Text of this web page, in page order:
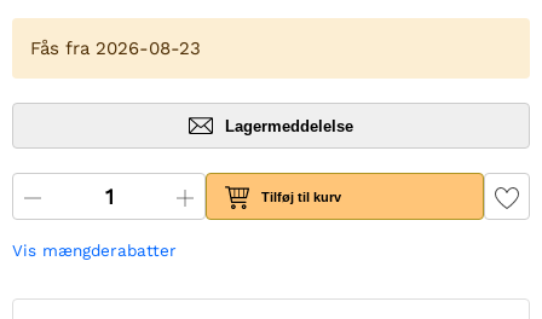
Fås fra 2026-08-23
Lagermeddelelse
Tilføj til kurv
Vis mængderabatter